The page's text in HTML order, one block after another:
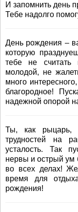
И запомнить день
Тебе надолго
День рождения –
которую
тебе не считать
молодой, не
много
благородное!
надежной опорой
Ты, как рыцарь,
трудностей на
усталость. Так
нервы и острый ум
во всех делах!
время для
рождения!